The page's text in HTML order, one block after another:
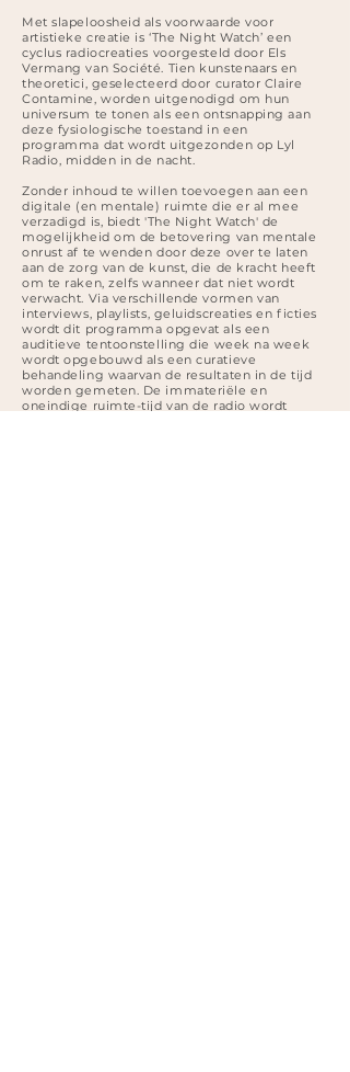
Met slapeloosheid als voorwaarde voor
artistieke creatie is ‘The Night Watch’ een
cyclus radiocreaties voorgesteld door Els
Vermang van Société. Tien kunstenaars en
theoretici, geselecteerd door curator Claire
Contamine, worden uitgenodigd om hun
universum te tonen als een ontsnapping aan
deze fysiologische toestand in een
programma dat wordt uitgezonden op Lyl
Radio, midden in de nacht.
Zonder inhoud te willen toevoegen aan een
digitale (en mentale) ruimte die er al mee
verzadigd is, biedt 'The Night Watch' de
mogelijkheid om de betovering van mentale
onrust af te wenden door deze over te laten
aan de zorg van de kunst, die de kracht heeft
om te raken, zelfs wanneer dat niet wordt
verwacht. Via verschillende vormen van
interviews, playlists, geluidscreaties en ficties
wordt dit programma opgevat als een
auditieve tentoonstelling die week na week
wordt opgebouwd als een curatieve
behandeling waarvan de resultaten in de tijd
worden gemeten. De immateriële en
oneindige ruimte-tijd van de radio wordt